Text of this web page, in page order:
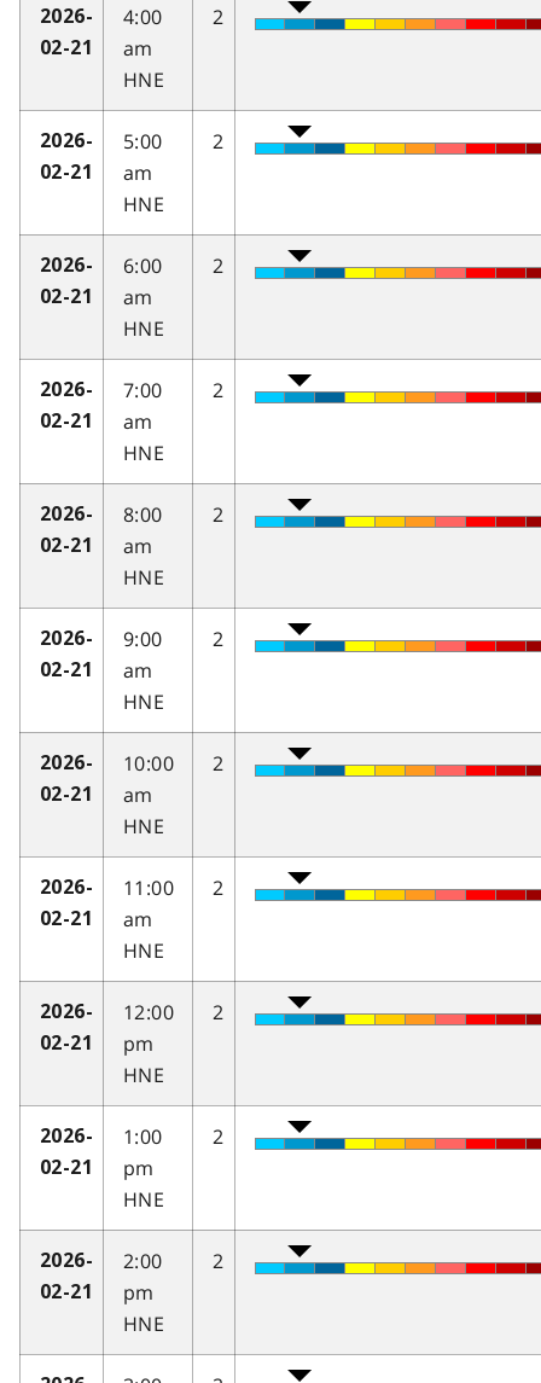
2026-
02-21
4:00
am
HNE
2
2026-
02-21
5:00
am
HNE
2
2026-
02-21
6:00
am
HNE
2
2026-
02-21
7:00
am
HNE
2
2026-
02-21
8:00
am
HNE
2
2026-
02-21
9:00
am
HNE
2
2026-
02-21
10:00
am
HNE
2
2026-
02-21
11:00
am
HNE
2
2026-
02-21
12:00
pm
HNE
2
2026-
02-21
1:00
pm
HNE
2
2026-
02-21
2:00
pm
HNE
2